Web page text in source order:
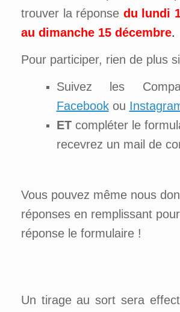
trouver la réponse du lundi
au dimanche 15 décembre.
Pour participer, rien de plus
Suivez les
Facebookou
ETcompléter le
recevrez un mail de
Vous pouvez même nous
réponses en remplissant
réponse le formulaire !
Un tirage au sort sera